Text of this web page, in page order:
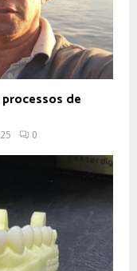
de
0